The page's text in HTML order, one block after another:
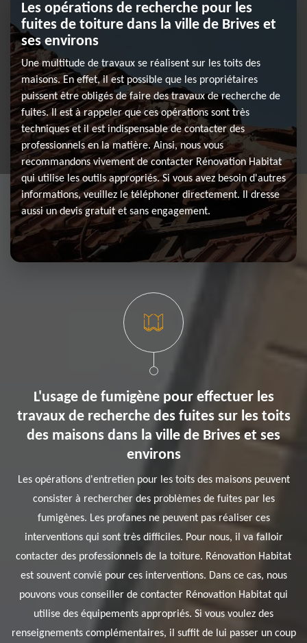
Les opérations de recherche pour les
fuites de toiture dans la ville de Brives et
ses environs
Une multitude de travaux se réalisent sur les toits des
maisons. En effet, il est possible que les propriétaires
puissent être obligés de faire des travaux de recherche de
fuites. Il est à rappeler que ces opérations sont très
techniques et il est indispensable de contacter des
professionnels en la matière. Ainsi, nous vous
recommandons vivement de contacter Rénovation Habitat
qui utilise les outils appropriés. Si vous avez besoin d'autres
informations, veuillez le téléphoner directement. Il dresse
aussi un devis gratuit et sans engagement.
L'usage de fumigène pour effectuer les
travaux de recherche des fuites sur les toits
des maisons dans la ville de Brives et ses
environs
Les opérations d'entretien pour les toits des maisons peuvent
consister à rechercher des problèmes de fuites par les
fumigènes. Les profanes ne peuvent pas réaliser ces
interventions qui sont très difficiles. Pour nous, il va falloir
contacter des professionnels de la toiture. Rénovation Habitat
est souvent convié pour ces interventions. Dans ce cas, nous
pouvons vous conseiller de contacter Rénovation Habitat qui
utilise des équipements appropriés. Si vous voulez des
renseignements complémentaires, il suffit de lui passer un coup